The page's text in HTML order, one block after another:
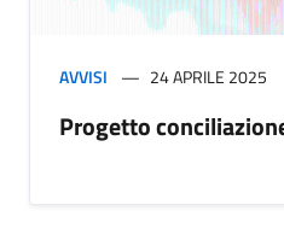
AVVISI 24 APRILE 2025
Progetto